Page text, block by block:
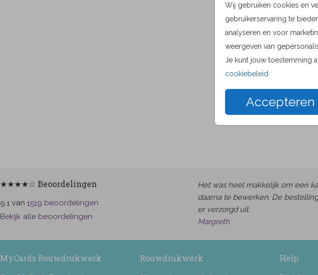
Wij gebruiken cookies en
gebruikerservaring te
analyseren en voor
weergeven van
Je kunt jouw toestemming
cookiebeleid
Accepteren
★★★★☆ Beoordelingen
9.1 van 1519 beoordelingen
Bekijk alle beoordelingen
Het was heel makkelijk om een
daarna te bewerken. De
er verzorgd uit.
Margreth
MyCards Rouwdrukwerk Rouwdrukwerk Help